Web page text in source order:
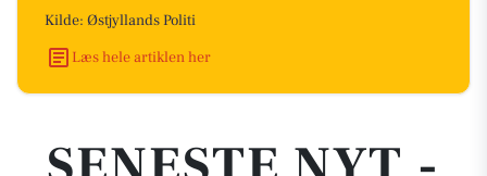
Kilde: Østjyllands Politi
Læs hele artiklen her